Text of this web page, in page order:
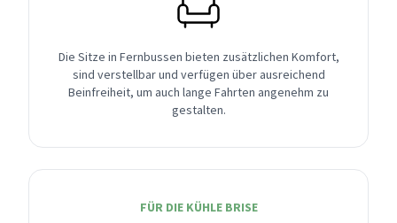
Die Sitze in Fernbussen bieten zusätzlichen Komfort,
sind verstellbar und verfügen über ausreichend
Beinfreiheit, um auch lange Fahrten angenehm zu
gestalten.
FÜR DIE KÜHLE BRISE